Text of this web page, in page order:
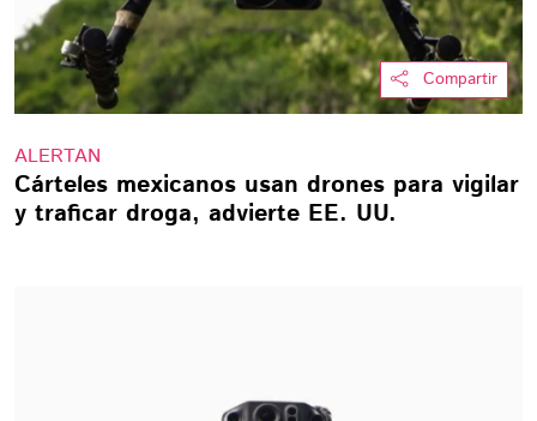
Compartir
ALERTAN
Cárteles mexicanos usan drones para vigilar
y traficar droga, advierte EE. UU.